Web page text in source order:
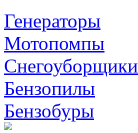
Генераторы
Мотопомпы
Снегоуборщики
Бензопилы
Бензобуры